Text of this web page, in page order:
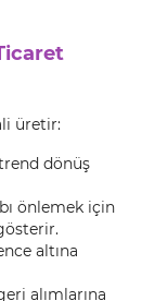
üretir:
dönüş
önlemek için
altına
alımlarına